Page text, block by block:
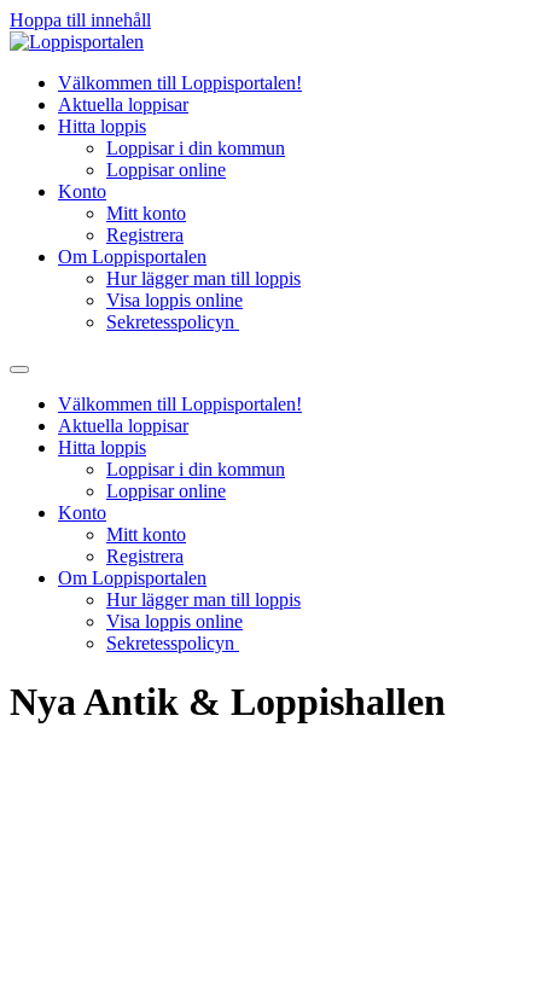
Hoppa till innehåll
Välkommen till Loppisportalen!
Aktuella loppisar
Hitta loppis
Loppisar i din kommun
Loppisar online
Konto
Mitt konto
Registrera
Om Loppisportalen
Hur lägger man till loppis
Visa loppis online
Sekretesspolicyn
Välkommen till Loppisportalen!
Aktuella loppisar
Hitta loppis
Loppisar i din kommun
Loppisar online
Konto
Mitt konto
Registrera
Om Loppisportalen
Hur lägger man till loppis
Visa loppis online
Sekretesspolicyn
Nya Antik & Loppishallen